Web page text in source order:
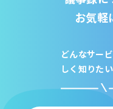
お気軽
どんなサー
しく知りたい